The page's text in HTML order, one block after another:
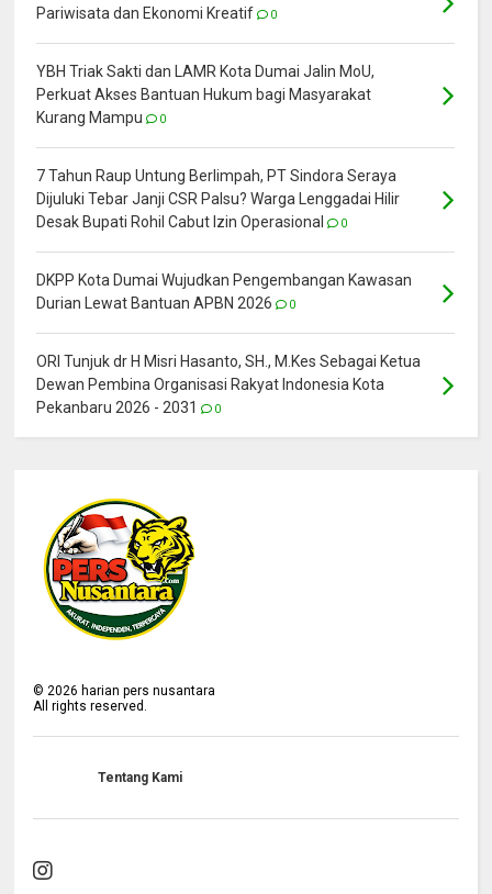
Pariwisata dan Ekonomi Kreatif
0
YBH Triak Sakti dan LAMR Kota Dumai Jalin MoU,
Perkuat Akses Bantuan Hukum bagi Masyarakat
Kurang Mampu
0
7 Tahun Raup Untung Berlimpah, PT Sindora Seraya
Dijuluki Tebar Janji CSR Palsu? Warga Lenggadai Hilir
Desak Bupati Rohil Cabut Izin Operasional
0
DKPP Kota Dumai Wujudkan Pengembangan Kawasan
Durian Lewat Bantuan APBN 2026
0
ORI Tunjuk dr H Misri Hasanto, SH., M.Kes Sebagai Ketua
Dewan Pembina Organisasi Rakyat Indonesia Kota
Pekanbaru 2026 - 2031
0
©2026 harian pers nusantara
All rights reserved.
Tentang Kami